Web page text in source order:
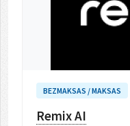
BEZMAKSAS / MAKSAS
Remix AI